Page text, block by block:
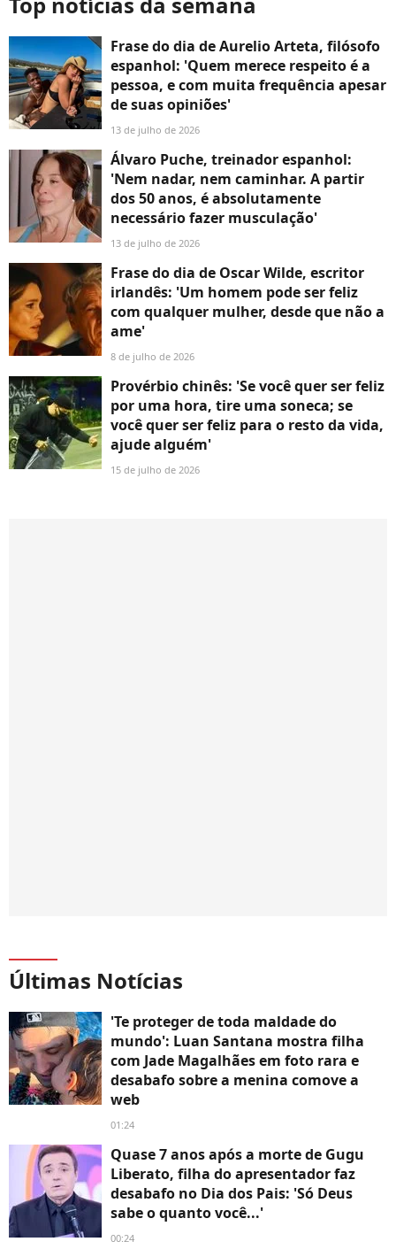
Frase do dia de Aurelio Arteta, filósofo
espanhol: 'Quem merece respeito é a
pessoa, e com muita frequência apesar
de suas opiniões'
13 de julho de 2026
Álvaro Puche, treinador espanhol:
'Nem nadar, nem caminhar. A partir
dos 50 anos, é absolutamente
necessário fazer musculação'
13 de julho de 2026
Frase do dia de Oscar Wilde, escritor
irlandês: 'Um homem pode ser feliz
com qualquer mulher, desde que não a
ame'
8 de julho de 2026
Provérbio chinês: 'Se você quer ser feliz
por uma hora, tire uma soneca; se
você quer ser feliz para o resto da vida,
ajude alguém'
15 de julho de 2026
Últimas Notícias
'Te proteger de toda maldade do
mundo': Luan Santana mostra filha
com Jade Magalhães em foto rara e
desabafo sobre a menina comove a
web
01:24
Quase 7 anos após a morte de Gugu
Liberato, filha do apresentador faz
desabafo no Dia dos Pais: 'Só Deus
sabe o quanto você...'
00:24